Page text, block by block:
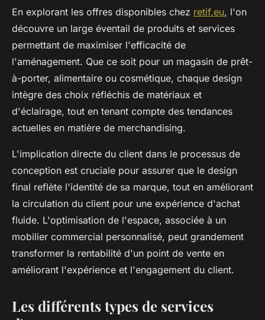
En explorant les offres disponibles chez retif.eu, l'on
découvre un large éventail de produits et services
permettant de maximiser l'efficacité de
l'aménagement. Que ce soit pour un magasin de prêt-
à-porter, alimentaire ou cosmétique, chaque design
intègre des choix réfléchis de matériaux et
d'éclairage, tout en tenant compte des tendances
actuelles en matière de merchandising.
L'implication directe du client dans le processus de
conception est cruciale pour assurer que le design
final reflète l'identité de sa marque, tout en améliorant
la circulation du client pour une expérience d'achat
fluide. L'optimisation de l'espace, associée à un
mobilier commercial personnalisé, peut grandement
transformer la rentabilité d'un point de vente en
améliorant l'expérience et l'engagement du client.
Les différents types de services